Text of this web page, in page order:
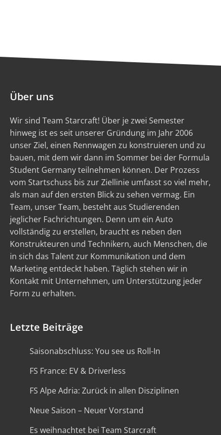
Über uns
Wir sind Team Starcraft! Über je zwei Semester
hinweg ist es seit unserer Gründung im Jahr 2006
unser Ziel, einen Rennwagen zu konstruieren und zu
bauen, mit dem wir dann im Sommer bei der Formula
Student Germany teilnehmen können. Der Prozess
vom Startschuss bis zur Ziellinie umfasst so viel mehr,
als man auf den ersten Blick zu sehen vermag. Ein
Team, unser Team, besteht aus Studierenden
jeglicher Fachrichtungen. Denn um ein Auto
vollständig zu erstellen, braucht es neben den
Konstrukteuren und Technikern, auch Menschen, die
in sich das Talent zur Kommunikation und dem
Marketing entdeckt haben. Täglich stehen wir in
Kontakt mit Unternehmen, um Unterstützung jeder
Form zu erhalten.
Letzte Beiträge
Saisonabschluss: You see us Roll-In
FS France: EV & Driverless
FS Alpe Adria: Zurück in allen Disziplinen
Neue Saison – Neuer Vorstand
Es weihnachtet bei Team Starcraft